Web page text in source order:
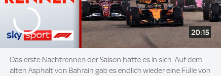
20:15
Das erste Nachtrennen der Saison hatte es in sich. Auf dem
alten Asphalt von Bahrain gab es endlich wieder eine Fülle von